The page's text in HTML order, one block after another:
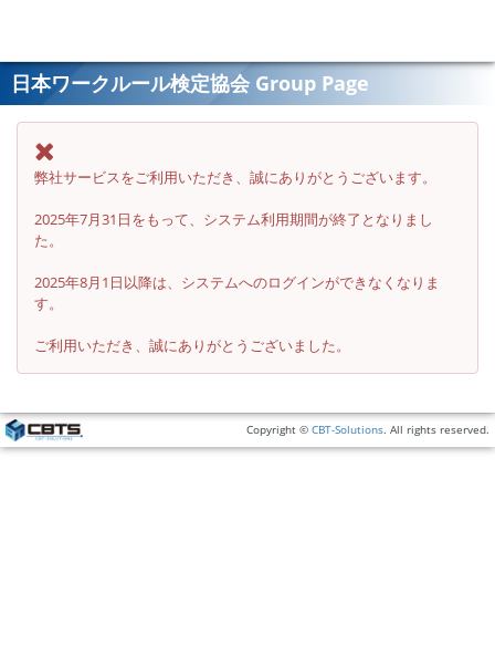
日本ワークルール検定協会 Group Page
弊社サービスをご利用いただき、誠にありがとうございます。
2025年7月31日をもって、システム利用期間が終了となりまし
た。
2025年8月1日以降は、システムへのログインができなくなりま
す。
ご利用いただき、誠にありがとうございました。
Copyright © CBT-Solutions. All rights reserved.